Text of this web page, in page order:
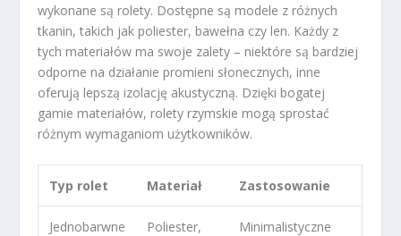
wykonane są rolety. Dostępne są modele z różnych
tkanin, takich jak poliester, bawełna czy len. Każdy z
tych materiałów ma swoje zalety – niektóre są bardziej
odporne na działanie promieni słonecznych, inne
oferują lepszą izolację akustyczną. Dzięki bogatej
gamie materiałów, rolety rzymskie mogą sprostać
różnym wymaganiom użytkowników.
Typ rolet Materiał Zastosowanie
Jednobarwne
Poliester,
Minimalistyczne